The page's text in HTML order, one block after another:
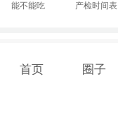
能不能吃 产检时间表
首页 圈子